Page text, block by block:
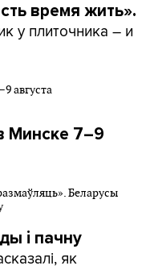
время жить».
у плиточника – и
Минске 7–9
і пачну
як